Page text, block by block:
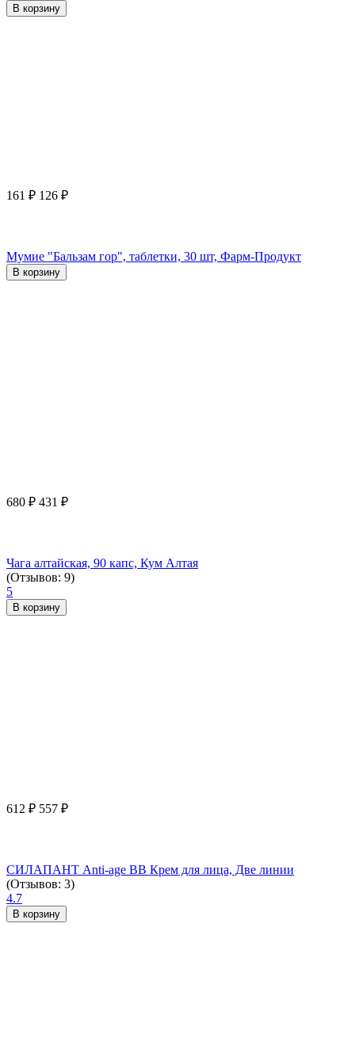
В корзину
161 ₽ 126 ₽
Мумие "Бальзам гор", таблетки, 30 шт, Фарм-Продукт
В корзину
680 ₽ 431 ₽
Чага алтайская, 90 капс, Кум Алтая
(Отзывов: 9)
5
В корзину
612 ₽ 557 ₽
СИЛАПАНТ Anti-age ВВ Крем для лица, Две линии
(Отзывов: 3)
4.7
В корзину